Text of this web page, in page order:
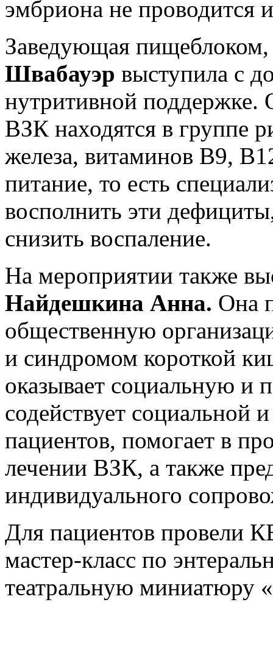
эмбриона не проводится
Заведующая пищеблоком,
Швабауэр выступила с
нутритивной поддержке.
ВЗК находятся в группе
железа, витаминов В9,
питание, то есть
восполнить эти
снизить воспаление.
На мероприятии также
Найдешкина Анна. Она
общественную
и синдромом короткой
оказывает социальную и
содействует социальной
пациентов, помогает в
лечении ВЗК, а также
индивидуального
Для пациентов провели
мастер-класс по
театральную миниатюру